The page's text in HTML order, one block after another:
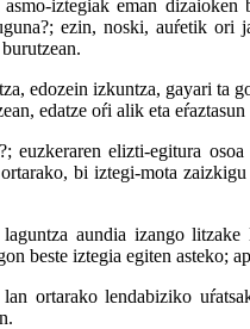
iztegiak eman
ezin, noski, auŕetik ori
edozein izkuntza, gayari ta
edatze oŕi alik eta
euzkeraren elizti-egitura
bi iztegi-mota
aundia izango
beste iztegia egiten asteko;
ortarako lendabiziko